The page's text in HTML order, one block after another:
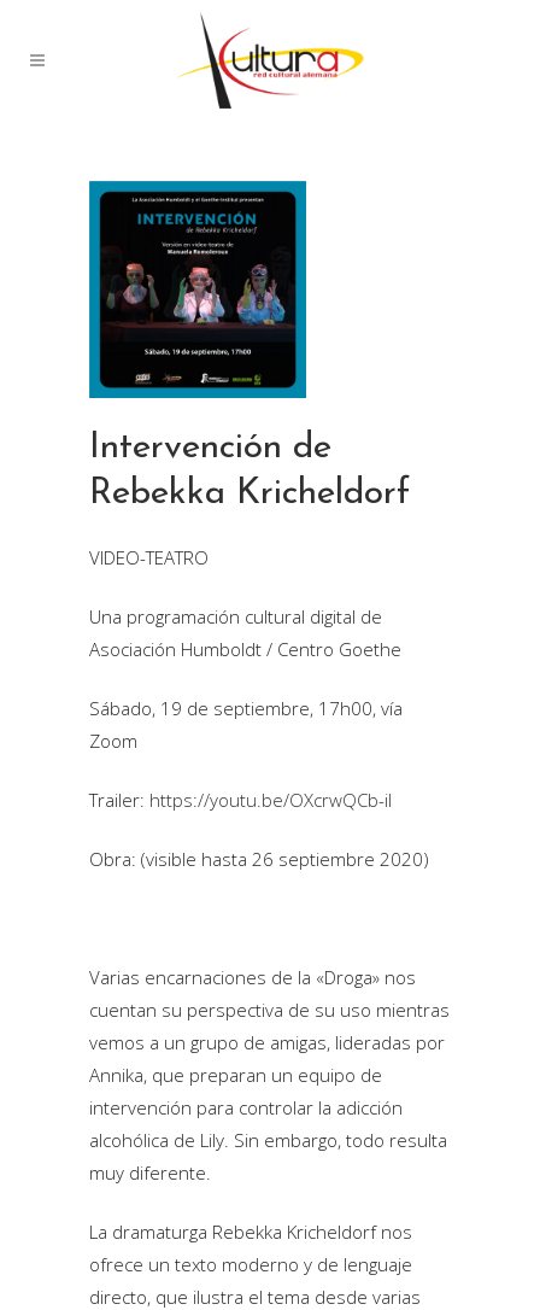
Intervención de
Rebekka Kricheldorf
VIDEO-TEATRO
Una programación cultural digital de
Asociación Humboldt / Centro Goethe
Sábado, 19 de septiembre, 17h00, vía
Zoom
Trailer: https://youtu.be/OXcrwQCb-iI
Obra: (visible hasta 26 septiembre 2020)
Varias encarnaciones de la «Droga» nos
cuentan su perspectiva de su uso mientras
vemos a un grupo de amigas, lideradas por
Annika, que preparan un equipo de
intervención para controlar la adicción
alcohólica de Lily. Sin embargo, todo resulta
muy diferente.
La dramaturga Rebekka Kricheldorf nos
ofrece un texto moderno y de lenguaje
directo, que ilustra el tema desde varias